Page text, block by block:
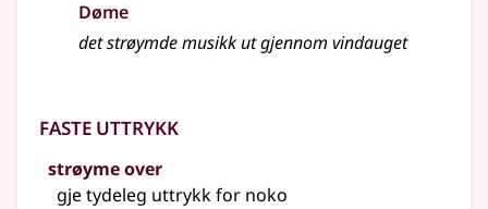
Døme
det strøymde musikk ut gjennom vindauget
Faste uttrykk
strøyme over
gje tydeleg uttrykk for noko